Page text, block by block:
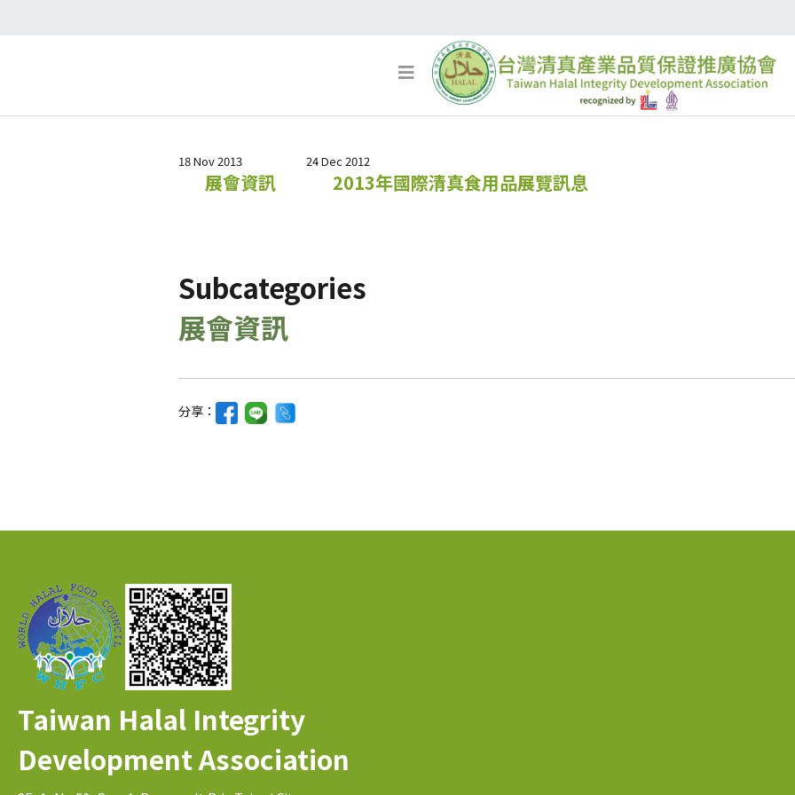
18 Nov 2013
展會資訊
24 Dec 2012
2013年國際清真食用品展覽訊息
Subcategories
展會資訊
分享：
Taiwan Halal Integrity
Development Association